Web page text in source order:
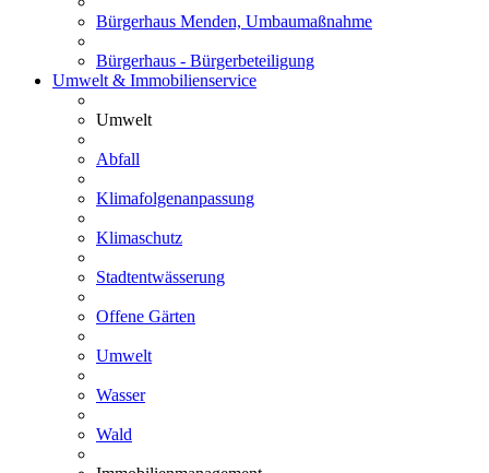
Bürgerhaus Menden, Umbaumaßnahme
Bürgerhaus - Bürgerbeteiligung
Umwelt & Immobilienservice
Umwelt
Abfall
Klimafolgenanpassung
Klimaschutz
Stadtentwässerung
Offene Gärten
Umwelt
Wasser
Wald